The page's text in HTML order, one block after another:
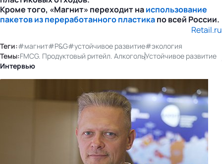
Кроме того, «Магнит» переходит наиспользование
пакетов из переработанного пластикапо всей России.
Retail.ru
Теги:#магнит#P&G#устойчивое развитие#экология
Темы:FMCG. Продуктовый ритейл. АлкогольУстойчивое развитие
Интервью